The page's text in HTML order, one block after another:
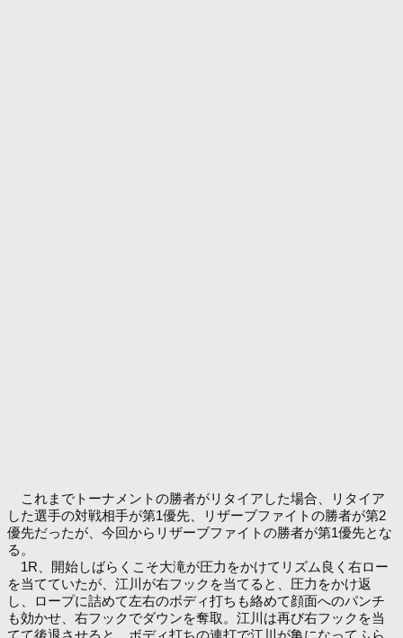
これまでトーナメントの勝者がリタイアした場合、リタイア
した選手の対戦相手が第1優先、リザーブファイトの勝者が第2
優先だったが、今回からリザーブファイトの勝者が第1優先とな
る。
1R、開始しばらくこそ大滝が圧力をかけてリズム良く右ロー
を当てていたが、江川が右フックを当てると、圧力をかけ返
し、ロープに詰めて左右のボディ打ちも絡めて顔面へのパンチ
も効かせ、右フックでダウンを奪取。江川は再び右フックを当
てて後退させると、ボディ打ちの連打で江川が亀になってふら